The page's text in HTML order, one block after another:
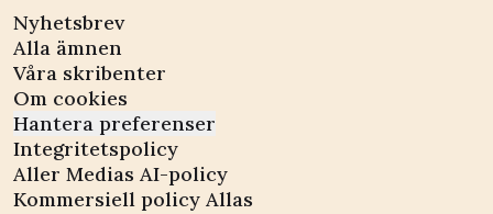
Nyhetsbrev
Alla ämnen
Våra skribenter
Om cookies
Hantera preferenser
Integritetspolicy
Aller Medias AI-policy
Kommersiell policy Allas